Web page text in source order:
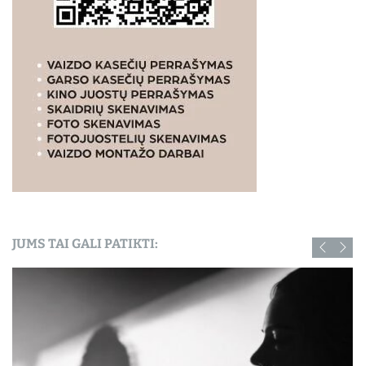
JUMS TAI GALI PATIKTI: